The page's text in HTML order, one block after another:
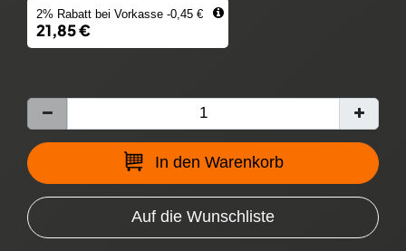
2% Rabatt bei Vorkasse -0,45 €
21,85 €
In den Warenkorb
Auf die Wunschliste